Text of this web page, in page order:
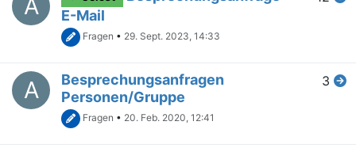
A
E-Mail
Fragen • 29. Sept. 2023, 14:33
A
Besprechungsanfragen
Personen/Gruppe
Fragen • 20. Feb. 2020, 12:41
3